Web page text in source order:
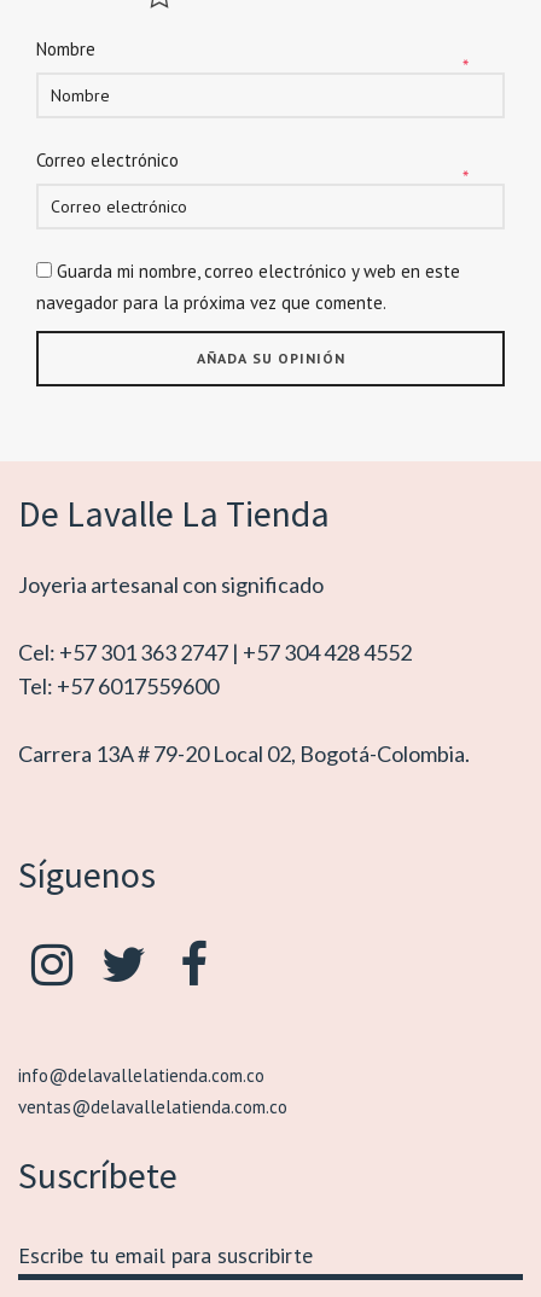
Nombre
*
Correo electrónico
*
Guarda mi nombre, correo electrónico y web en este
navegador para la próxima vez que comente.
De Lavalle La Tienda
Joyeria artesanal con significado
Cel: +57 301 363 2747 | +57 304 428 4552
Tel: +57 6017559600
Carrera 13A # 79-20 Local 02, Bogotá-Colombia.
Síguenos
info@delavallelatienda.com.co
ventas@delavallelatienda.com.co
Suscríbete